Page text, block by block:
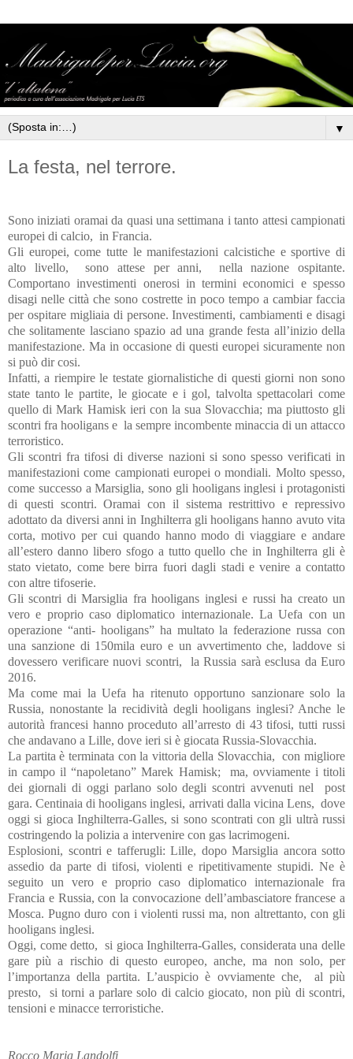
▼
La festa, nel terrore.
Sono iniziati oramai da quasi una settimana i tanto attesi campionati
europei di calcio, in Francia.
Gli europei, come tutte le manifestazioni calcistiche e sportive di
alto livello,
sono attese per anni,
nella nazione ospitante.
Comportano investimenti onerosi in termini economici e spesso
disagi nelle città che sono costrette in poco tempo a cambiar faccia
per ospitare migliaia di persone. Investimenti, cambiamenti e disagi
che solitamente lasciano spazio ad una grande festa all’inizio della
manifestazione. Ma in occasione di questi europei sicuramente non
si può dir cosi.
Infatti, a riempire le testate giornalistiche di questi giorni non sono
state tanto le partite, le giocate e i gol, talvolta spettacolari come
quello di Mark Hamisk ieri con la sua Slovacchia; ma piuttosto gli
scontri fra hooligans e la sempre incombente minaccia di un attacco
terroristico.
Gli scontri fra tifosi di diverse nazioni si sono spesso verificati in
manifestazioni come campionati europei o mondiali. Molto spesso,
come successo a Marsiglia, sono gli hooligans inglesi i protagonisti
di questi scontri. Oramai con il sistema restrittivo e repressivo
adottato da diversi anni in Inghilterra gli hooligans hanno avuto vita
corta, motivo per cui quando hanno modo di viaggiare e andare
all’estero danno libero sfogo a tutto quello che in Inghilterra gli è
stato vietato, come bere birra fuori dagli stadi e venire a contatto
con altre tifoserie.
Gli scontri di Marsiglia fra hooligans inglesi e russi ha creato un
vero e proprio caso diplomatico internazionale. La Uefa con un
operazione “anti- hooligans” ha multato la federazione russa con
una sanzione di 150mila euro e un avvertimento che, laddove si
dovessero verificare nuovi scontri,
la Russia sarà esclusa da Euro
2016.
Ma come mai la Uefa ha ritenuto opportuno sanzionare solo la
Russia, nonostante la recidività degli hooligans inglesi? Anche le
autorità francesi hanno proceduto all’arresto di 43 tifosi, tutti russi
che andavano a Lille, dove ieri si è giocata Russia-Slovacchia.
La partita è terminata con la vittoria della Slovacchia,
con migliore
in campo il “napoletano” Marek Hamisk;
ma, ovviamente i titoli
dei giornali di oggi parlano solo degli scontri avvenuti nel
post
gara. Centinaia di hooligans inglesi, arrivati dalla vicina Lens, dove
oggi si gioca Inghilterra-Galles, si sono scontrati con gli ultrà russi
costringendo la polizia a intervenire con gas lacrimogeni.
Esplosioni, scontri e tafferugli: Lille, dopo Marsiglia ancora sotto
assedio da parte di tifosi, violenti e ripetitivamente stupidi. Ne è
seguito un vero e proprio caso diplomatico internazionale fra
Francia e Russia, con la convocazione dell’ambasciatore francese a
Mosca. Pugno duro con i violenti russi ma, non altrettanto, con gli
hooligans inglesi.
Oggi, come detto,
si gioca Inghilterra-Galles, considerata una delle
gare più a rischio di questo europeo, anche, ma non solo, per
l’importanza della partita. L’auspicio è ovviamente che,
al più
presto,
si torni a parlare solo di calcio giocato, non più di scontri,
tensioni e minacce terroristiche.
Rocco Maria Landolfi